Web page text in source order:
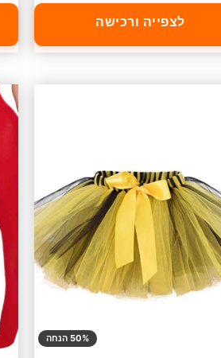
לצפייה ורכישה
50% הנחה